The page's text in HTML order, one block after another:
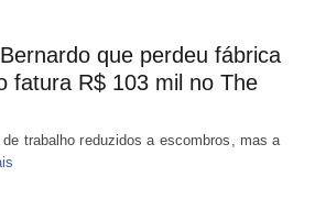
que perdeu fábrica
fatura R$ 103 mil no The
trabalho reduzidos a escombros, mas a